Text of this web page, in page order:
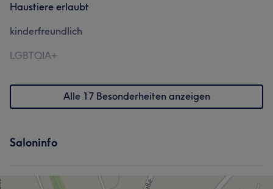
Haustiere erlaubt
kinderfreundlich
LGBTQIA+
Alle 17 Besonderheiten anzeigen
Saloninfo